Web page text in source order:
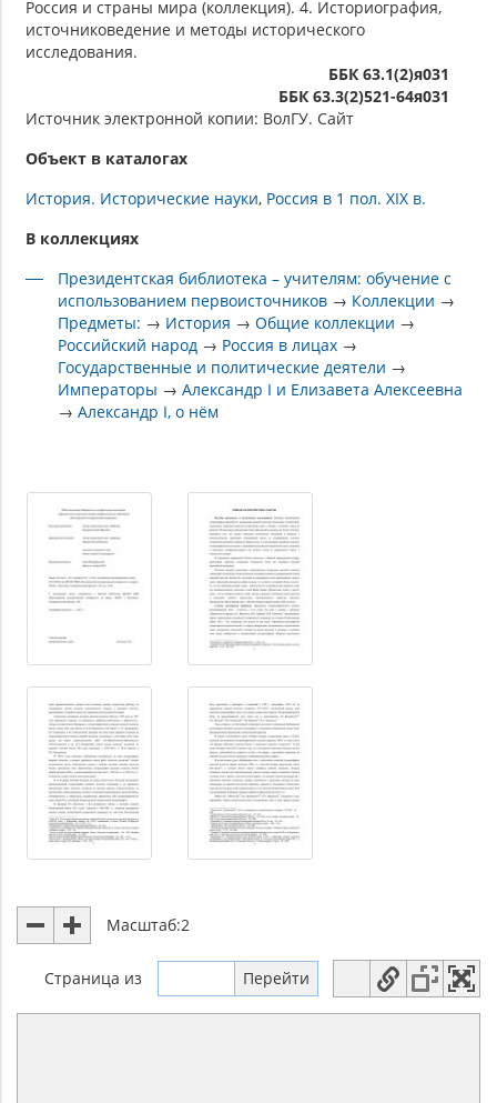
Россия и страны мира (коллекция). 4. Историография,
источниковедение и методы исторического
исследования.
ББК 63.1(2)я031
ББК 63.3(2)521-64я031
Источник электронной копии: ВолГУ. Сайт
Объект в каталогах
История. Исторические науки Россия в 1 пол. XIX в.
В коллекциях
Президентская библиотека – учителям: обучение с
использованием первоисточников → Коллекции →
Предметы: → История →Общие коллекции →
Российский народ → Россия в лицах →
Государственные и политические деятели →
Императоры →Александр I и Елизавета Алексеевна
→Александр I, о нём
Масштаб:2
Страница из